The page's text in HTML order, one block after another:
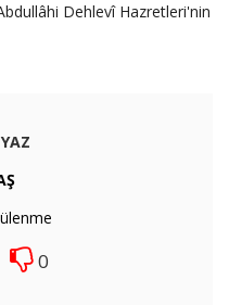
Dehlevî Hazretleri'nin
0